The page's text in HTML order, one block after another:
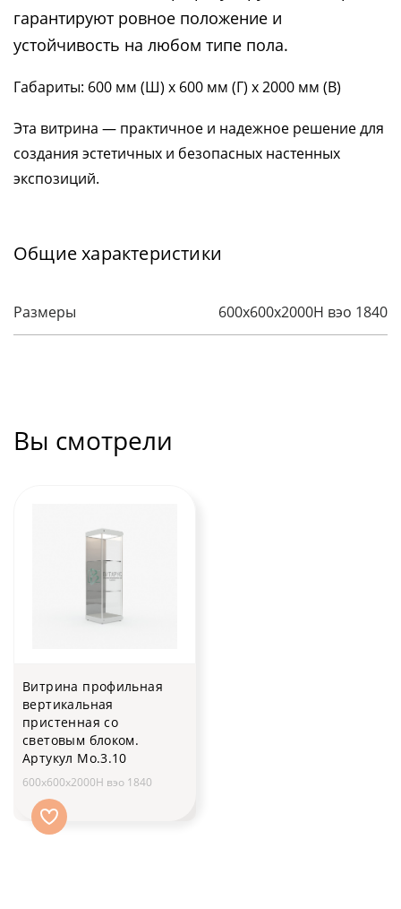
гарантируют ровное положение и
устойчивость на любом типе пола.
Габариты: 600 мм (Ш) х 600 мм (Г) х 2000 мм (В)
Эта витрина — практичное и надежное решение для
создания эстетичных и безопасных настенных
экспозиций.
Общие характеристики
Размеры 600х600х2000H вэо 1840
Вы смотрели
Витрина профильная
вертикальная
пристенная со
световым блоком.
Артукул Мо.3.10
600х600х2000H вэо 1840